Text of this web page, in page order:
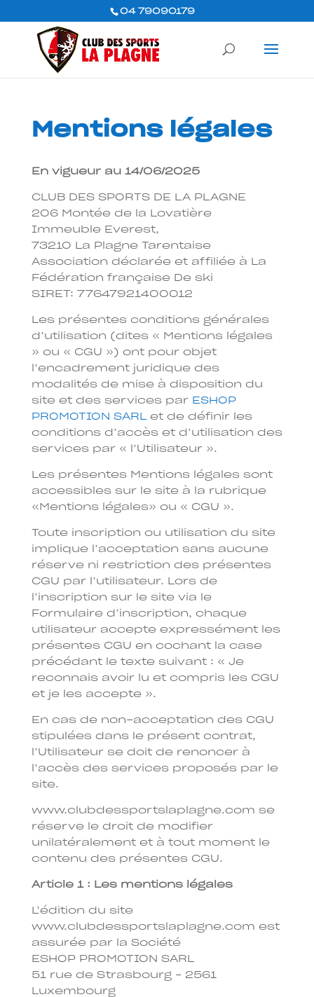
04 79090179
Mentions légales
En vigueur au 14/06/2025
CLUB DES SPORTS DE LA PLAGNE
206 Montée de la Lovatière
Immeuble Everest,
73210 La Plagne Tarentaise
Association déclarée et affiliée à La
Fédération française De ski
SIRET: 77647921400012
Les présentes conditions générales
d’utilisation (dites « Mentions légales
» ou « CGU ») ont pour objet
l’encadrement juridique des
modalités de mise à disposition du
site et des services par ESHOP
PROMOTION SARLet de définir les
conditions d’accès et d’utilisation des
services par « l’Utilisateur ».
Les présentes Mentions légales sont
accessibles sur le site à la rubrique
«Mentions légales» ou « CGU ».
Toute inscription ou utilisation du site
implique l’acceptation sans aucune
réserve ni restriction des présentes
CGU par l’utilisateur. Lors de
l’inscription sur le site via le
Formulaire d’inscription, chaque
utilisateur accepte expressément les
présentes CGU en cochant la case
précédant le texte suivant : « Je
reconnais avoir lu et compris les CGU
et je les accepte ».
En cas de non-acceptation des CGU
stipulées dans le présent contrat,
l’Utilisateur se doit de renoncer à
l’accès des services proposés par le
site.
www.clubdessportslaplagne.com se
réserve le droit de modifier
unilatéralement et à tout moment le
contenu des présentes CGU.
Article 1 : Les mentions légales
L’édition du site
www.clubdessportslaplagne.com est
assurée par la Société
ESHOP PROMOTION SARL
51 rue de Strasbourg – 2561
Luxembourg